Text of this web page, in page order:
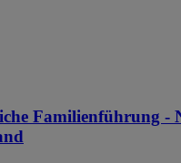
Familienführung -